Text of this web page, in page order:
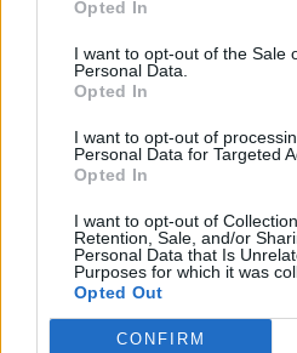
Opted In
I want to opt-out of the Sale
Personal Data.
Opted In
I want to opt-out of
Personal Data for Targeted
Opted In
I want to opt-out of
Retention, Sale, and/or
Personal Data that Is
Purposes for which it was
Opted Out
CONFIRM